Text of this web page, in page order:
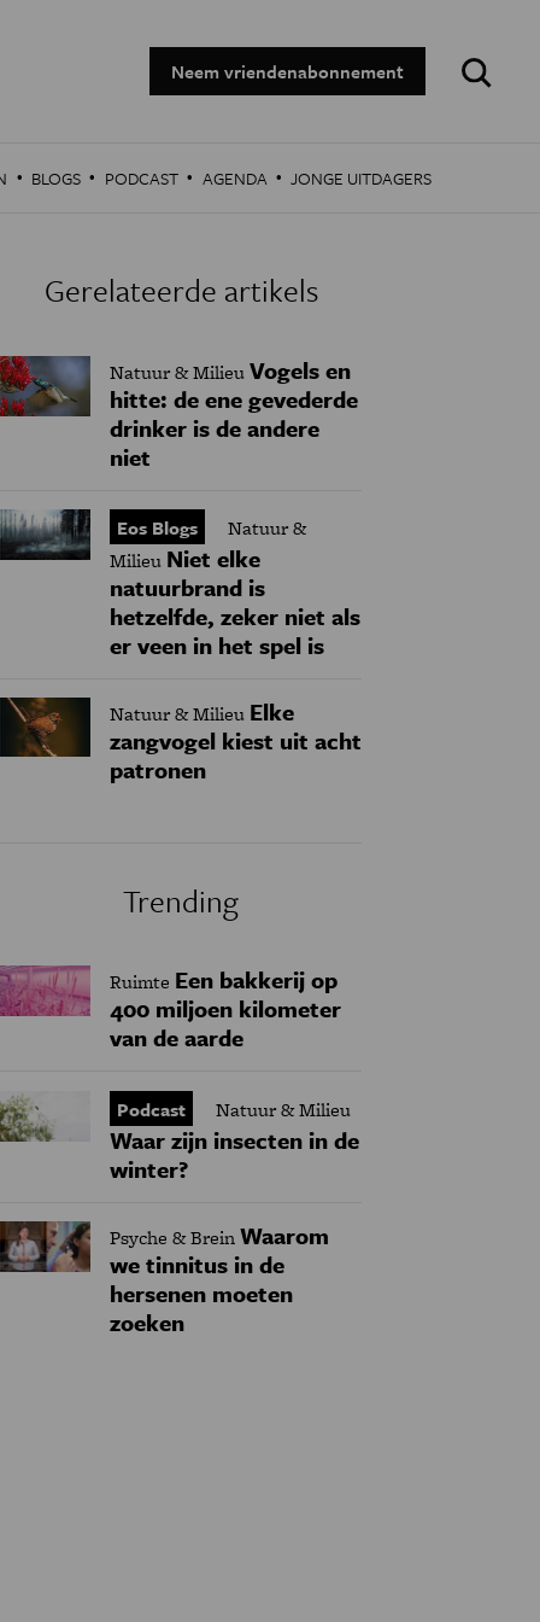
Neem vriendenabonnement
Zoeken:
· BLOGS · PODCAST · AGENDA · JONGE UITDAGERS
Gerelateerde artikels
Natuur & MilieuVogels en
hitte: de ene gevederde
drinker is de andere
niet
Eos Blogs
Natuur &
Milieu Niet elke
natuurbrand is
hetzelfde, zeker niet als
er veen in het spel is
Natuur & Milieu Elke
zangvogel kiest uit acht
patronen
Trending
Ruimte Een bakkerij op
400 miljoen kilometer
van de aarde
Podcast Natuur & Milieu
Waar zijn insecten in de
winter?
Psyche & BreinWaarom
we tinnitus in de
hersenen moeten
zoeken